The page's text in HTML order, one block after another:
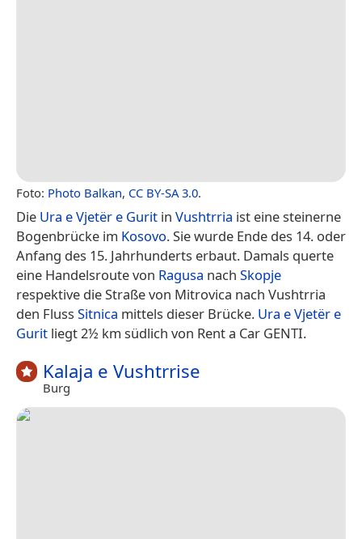
Foto: Photo Balkan, CC BY-SA 3.0.
Die Ura e Vjetër e Gurit in Vushtrria ist eine steinerne
Bogenbrücke im Kosovo. Sie wurde Ende des 14. oder
Anfang des 15. Jahrhunderts erbaut. Damals querte
eine Handelsroute von Ragusa nach Skopje
respektive die Straße von Mitrovica nach Vushtrria
den Fluss Sitnica mittels dieser Brücke. Ura e Vjetër e
Gurit liegt 2½ km südlich von Rent a Car GENTI.
Kalaja e Vushtrrise
Burg